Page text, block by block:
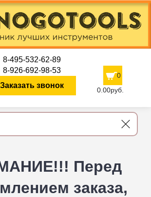
8-495-532-62-89
8-926-692-98-53
Заказать звонок
0
0.00руб.
Перед
заказа,